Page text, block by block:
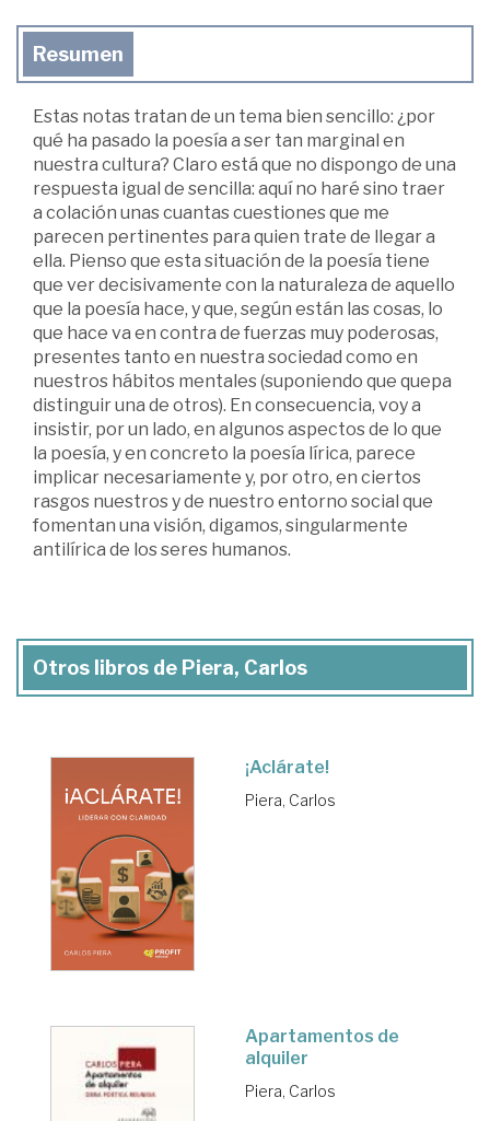
Resumen
Estas notas tratan de un tema bien sencillo: ¿por
qué ha pasado la poesía a ser tan marginal en
nuestra cultura? Claro está que no dispongo de una
respuesta igual de sencilla: aquí no haré sino traer
a colación unas cuantas cuestiones que me
parecen pertinentes para quien trate de llegar a
ella. Pienso que esta situación de la poesía tiene
que ver decisivamente con la naturaleza de aquello
que la poesía hace, y que, según están las cosas, lo
que hace va en contra de fuerzas muy poderosas,
presentes tanto en nuestra sociedad como en
nuestros hábitos mentales (suponiendo que quepa
distinguir una de otros). En consecuencia, voy a
insistir, por un lado, en algunos aspectos de lo que
la poesía, y en concreto la poesía lírica, parece
implicar necesariamente y, por otro, en ciertos
rasgos nuestros y de nuestro entorno social que
fomentan una visión, digamos, singularmente
antilírica de los seres humanos.
Otros libros de Piera, Carlos
¡Aclárate!
Piera, Carlos
Apartamentos de
alquiler
Piera, Carlos